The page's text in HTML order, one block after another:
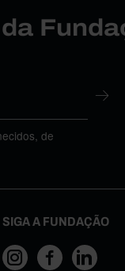
de
SIGA A FUNDAÇÃO